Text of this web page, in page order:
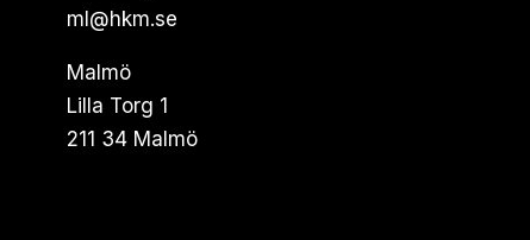
ml@hkm.se
Malmö
Lilla Torg 1
211 34 Malmö